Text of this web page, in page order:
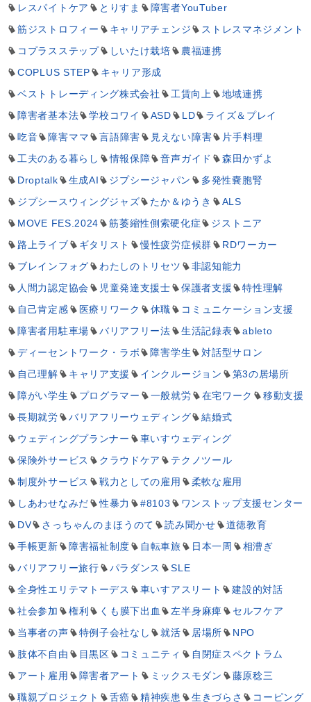
レスパイトケア
とりすま
障害者YouTuber
筋ジストロフィー
キャリアチェンジ
ストレスマネジメント
コプラスステップ
しいたけ栽培
農福連携
COPLUS STEP
キャリア形成
ベストトレーディング株式会社
工賃向上
地域連携
障害者基本法
学校コワイ ASD LD
ライズ＆プレイ
吃音
障害ママ 言語障害 見えない障害
片手料理
工夫のある暮らし
情報保障 音声ガイド
森田かずよ
Droptalk
生成AI ジプシージャパン
多発性嚢胞腎
ジプシースウィングジャズ
たか＆ゆうき
ALS
MOVE FES.2024
筋萎縮性側索硬化症
ジストニア
路上ライブ
ギタリスト 慢性疲労症候群
RDワーカー
ブレインフォグ
わたしのトリセツ
非認知能力
人間力認定協会
児童発達支援士 保護者支援
特性理解
自己肯定感
医療リワーク 休職
コミュニケーション支援
障害者用駐車場
バリアフリー法 生活記録表
ableto
ディーセントワーク・ラボ
障害学生
対話型サロン
自己理解
キャリア支援 インクルージョン
第3の居場所
障がい学生
プログラマー 一般就労 在宅ワーク
移動支援
長期就労
バリアフリーウェディング
結婚式
ウェディングプランナー
車いすウェディング
保険外サービス
クラウドケア
テクノツール
制度外サービス
戦力としての雇用
柔軟な雇用
しあわせなみだ
性暴力 #8103
ワンストップ支援センター
DV
さっちゃんのまほうのて 読み聞かせ
道徳教育
手帳更新
障害福祉制度 自転車旅 日本一周
相漕ぎ
バリアフリー旅行
パラダンス
SLE
全身性エリテマトーデス
車いすアスリート
建設的対話
社会参加
権利 くも膜下出血 左半身麻痺
セルフケア
当事者の声
特例子会社なし 就活 居場所
NPO
肢体不自由
目黒区 コミュニティ
自閉症スペクトラム
アート雇用
障害者アート ミックスモダン
藤原稔三
職親プロジェクト
舌癌 精神疾患 生きづらさ
コーピング